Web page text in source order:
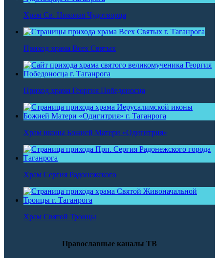
Храм Св. Николая Чудотворца
Приход храма Всех Святых
Приход храма Георгия Победоносца
Храм иконы Божией Матери «Одигитрия»
Храм Сергия Радонежского
Храм Святой Троицы
Православные каналы ТВ